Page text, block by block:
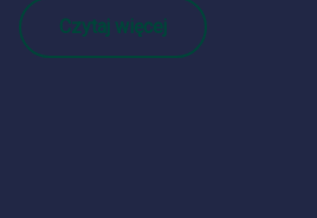
Czytaj więcej